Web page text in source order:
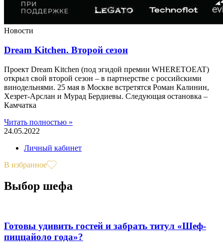
Новости
Dream Kitchen. Второй сезон
Проект Dream Kitchen (под эгидой премии WHERETOEAT)
открыл свой второй сезон – в партнерстве с российскими
винодельнями. 25 мая в Москве встретятся Роман Калинин,
Хезрет-Арслан и Мурад Бердиевы. Следующая остановка –
Камчатка
Читать полностью »
24.05.2022
Личный кабинет
В избранное
Выбор шефа
Готовы удивить гостей и забрать титул «Шеф-
пиццайоло года»?